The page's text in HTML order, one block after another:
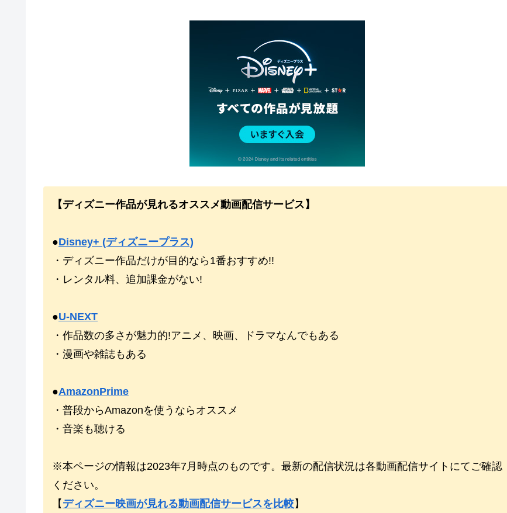
【ディズニー作品が見れるオススメ動画配信サービス】
●Disney+ (ディズニープラス)
・ディズニー作品だけが目的なら1番おすすめ!!
・レンタル料、追加課金がない!
●U-NEXT
・作品数の多さが魅力的!アニメ、映画、ドラマなんでもある
・漫画や雑誌もある
●AmazonPrime
・普段からAmazonを使うならオススメ
・音楽も聴ける
※本ページの情報は2023年7月時点のものです。最新の配信状況は各動画配信サイトにてご確認
ください。
【 ディズニー映画が見れる動画配信サービスを比較】